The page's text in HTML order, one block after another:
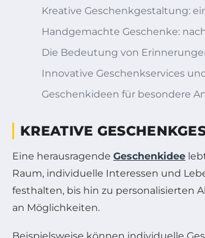
Kreative Geschenkgestaltung:
Handgemachte Geschenke:
Die Bedeutung von
Innovative Geschenkservices
Geschenkideen für besondere
KREATIVE
Eine herausragende Geschenkidee
Raum, individuelle Interessen und
festhalten, bis hin zu personalisierten
an Möglichkeiten.